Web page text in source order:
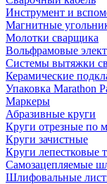
Инструмент и
Магнитные
Молотки сварщика
Вольфрамовые
Системы вытяжки
Керамические
Упаковка Marathon
Маркеры
Абразивные круги
Круги отрезные по
Круги зачистные
Круги лепестковые
Самозацепляемые
Шлифовальные